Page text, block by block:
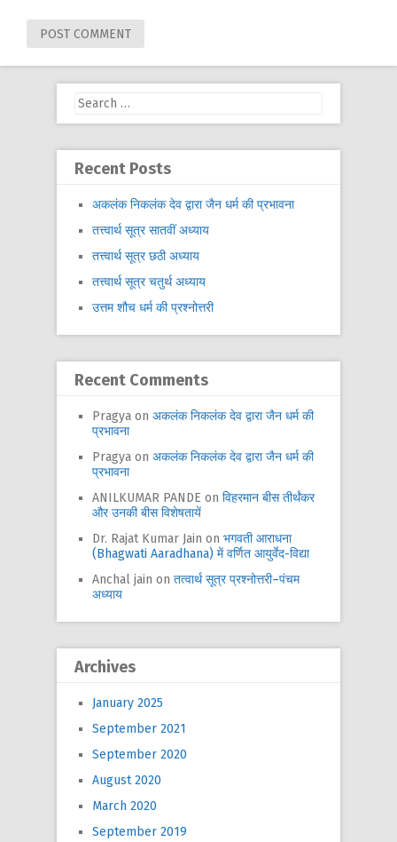
Search
Recent Posts
अकलंक निकलंक देव द्वारा जैन धर्म की प्रभावना
तत्त्वार्थ सूत्र सातवीं अध्याय
तत्त्वार्थ सूत्र छठी अध्याय
तत्त्वार्थ सूत्र चतुर्थ अध्याय
उत्तम शौच धर्म की प्रश्नोत्तरी
Recent Comments
Pragya on अकलंक निकलंक देव द्वारा जैन धर्म की
प्रभावना
Pragya on अकलंक निकलंक देव द्वारा जैन धर्म की
प्रभावना
ANILKUMAR PANDE on विहरमान बीस तीर्थंकर
और उनकी बीस विशेषतायें
Dr. Rajat Kumar Jain on भगवती आराधना
(Bhagwati Aaradhana) में वर्णित आयुर्वेद-विद्या
Anchal jain on तत्वार्थ सूत्र प्रश्नोत्तरी–पंचम
अध्याय
Archives
January 2025
September 2021
September 2020
August 2020
March 2020
September 2019